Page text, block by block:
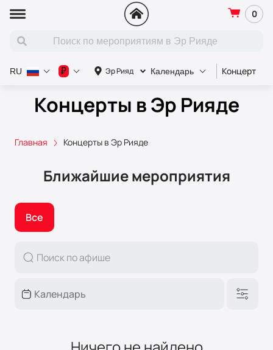
0
Эр Рияд Календарь Концерт
RU ₽
Концерты в Эр Рияде
Главная Концерты в Эр Рияде
Ближайшие мероприятия
Все